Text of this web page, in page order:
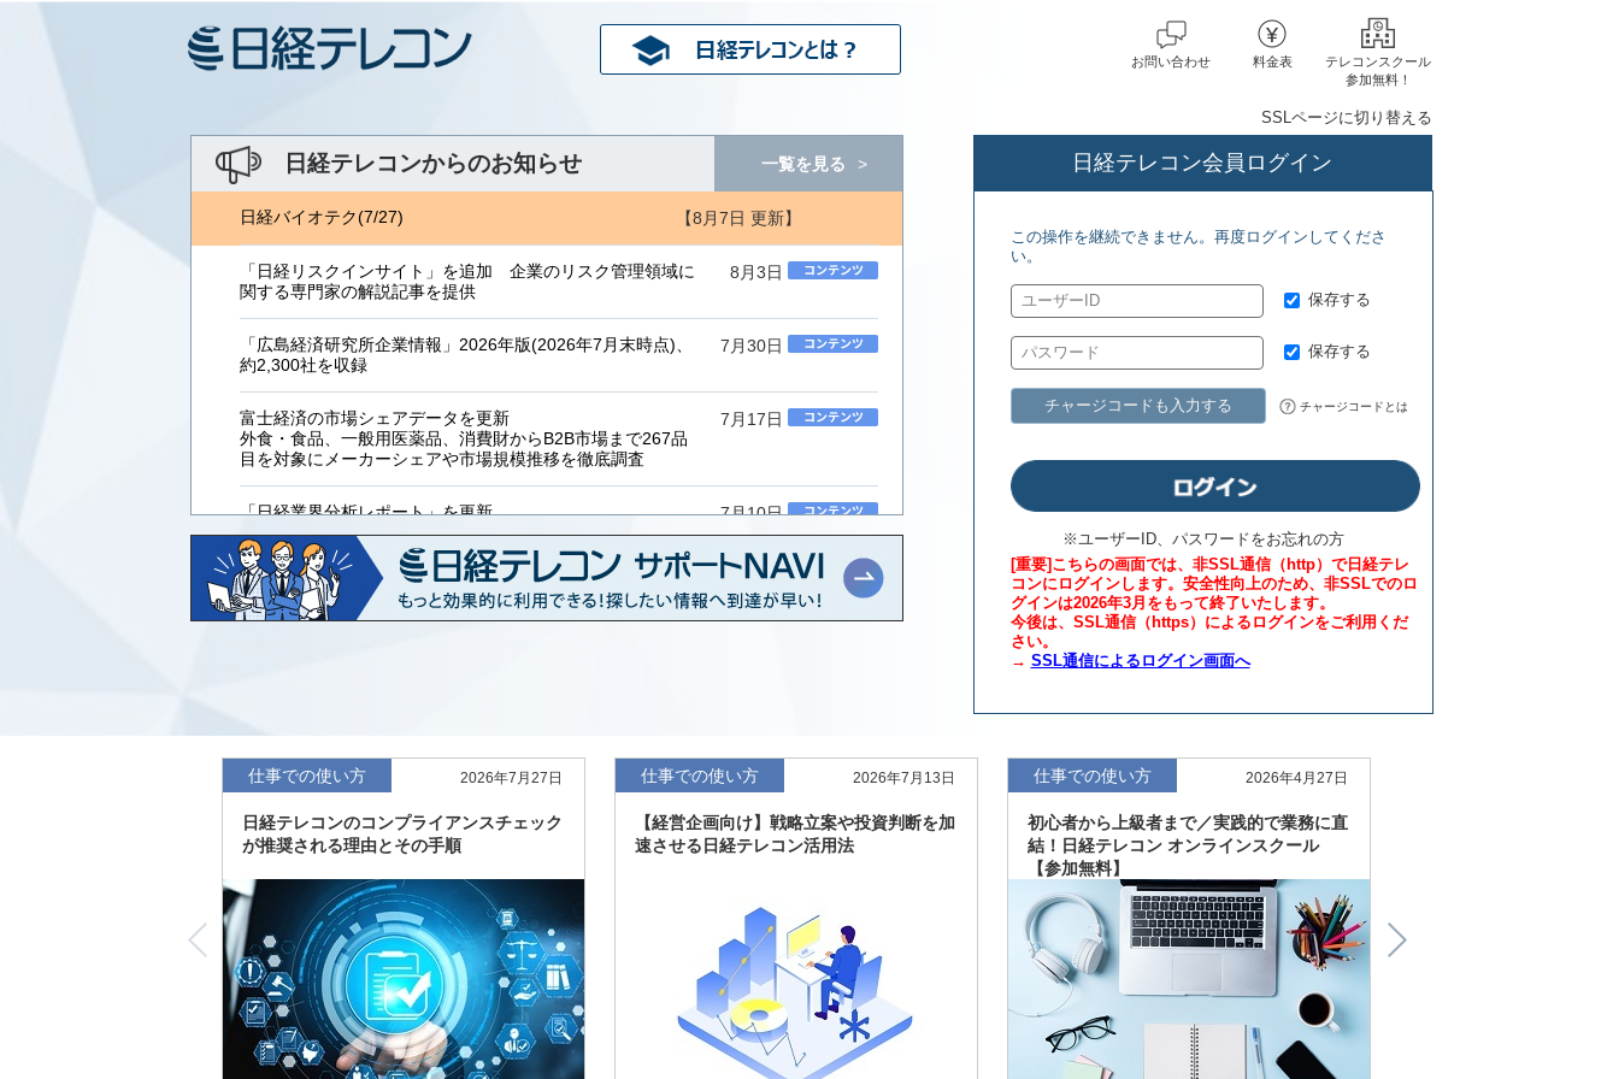
お問い合わせ 料金表
テレコンスクール
参加無料！
日経テレコンからのお知らせ 一覧を見る
【8月7日 更新】
日経バイオテク(7/27)
8月3日
「日経リスクインサイト」を追加 企業のリスク管理領域に
関する専門家の解説記事を提供
7月30日
「広島経済研究所企業情報」2026年版(2026年7月末時点)、
約2,300社を収録
7月17日
富士経済の市場シェアデータを更新
外食・食品、一般用医薬品、消費財からB2B市場まで267品
目を対象にメーカーシェアや市場規模推移を徹底調査
7月10日
「日経業界分析レポート」を更新
「工業用プラスチック製品」「システムインテグレーター」
など20業界の内容を刷新
7月8日
「東洋経済海外進出企業情報」の2026年版、約3万6千社を
収録
「日経POS情報マーケットレポート」の最新版、10～3月実
績の市場動向を速報
度の予想を実施
SSLページに切り替える
日経テレコン会員ログイン
この操作を継続できません。再度ログインしてくださ
い。
保存する
保存する
チャージコードも入力する チャージコードとは
※ユーザーID、パスワードをお忘れの方
[重要]こちらの画面では、非SSL通信（http）で日経テレ
コンにログインします。安全性向上のため、非SSLでのロ
グインは2026年3月をもって終了いたします。
今後は、SSL通信（https）によるログインをご利用くだ
さい。
→ SSL通信によるログイン画面へ
仕事での使い方 2026年7月27日
日経テレコンのコンプライアンスチェック
が推奨される理由とその手順
仕事での使い方 2026年7月13日
【経営企画向け】戦略立案や投資判断を加
速させる日経テレコン活用法
仕事での使い方 2026年4月27日
初心者から上級者まで／実践的で業務に直
結！日経テレコン オンラインスクール
【参加無料】